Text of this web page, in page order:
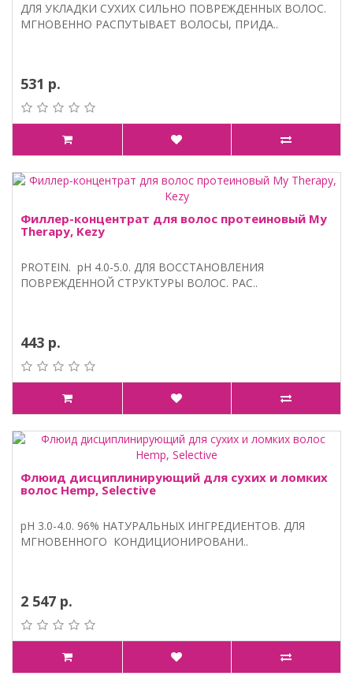
ДЛЯ УКЛАДКИ СУХИХ СИЛЬНО ПОВРЕЖДЕННЫХ ВОЛОС.
МГНОВЕННО РАСПУТЫВАЕТ ВОЛОСЫ, ПРИДА..
531 р.
Филлер-концентрат для волос протеиновый My
Therapy, Kezy
PROTEIN. pH 4.0-5.0. ДЛЯ ВОССТАНОВЛЕНИЯ
ПОВРЕЖДЕННОЙ СТРУКТУРЫ ВОЛОС. РАС..
443 р.
Флюид дисциплинирующий для сухих и ломких
волос Hemp, Selective
pH 3.0-4.0. 96% НАТУРАЛЬНЫХ ИНГРЕДИЕНТОВ. ДЛЯ
МГНОВЕННОГО КОНДИЦИОНИРОВАНИ..
2 547 р.